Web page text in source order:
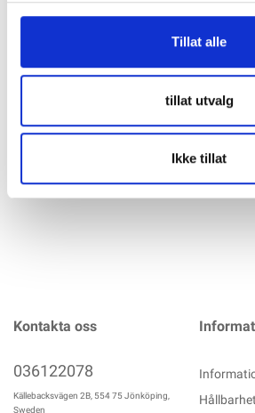
Tillat alle
tillat utvalg
Ikke tillat
NMEA2000-kabeln ansluter en VE.bus-
en Multi eller Quattro, till ett
spänningar och -strömmar samt status.
enheter kan också skicka kommandon
Kontakta oss
036122078
Källebacksvägen 2B, 554 75 Jönköping,
Sweden